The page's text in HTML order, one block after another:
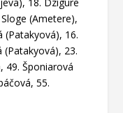
(Ametere),
(Patakyová), 16.
(Patakyová), 23.
49. Šponiarová
55.